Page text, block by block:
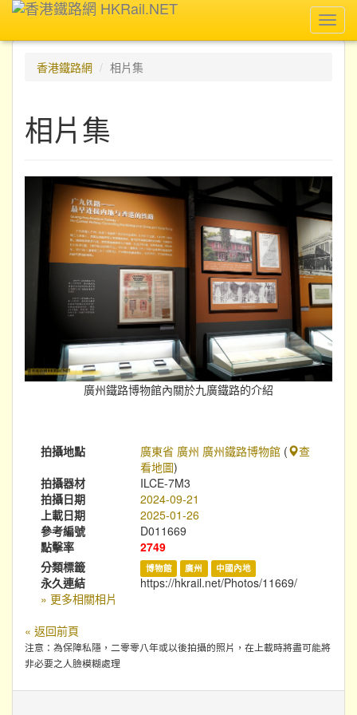
香港鐵路網
相片集
相片集
廣州鐵路博物館內關於九廣鐵路的介紹
拍攝地點 廣東省 廣州 廣州鐵路博物館 (
查
看地圖)
拍攝器材
ILCE-7M3
拍攝日期
2024-09-21
上載日期
2025-01-26
參考編號
D011669
點擊率
2749
分類標籤
博物館 廣州 中國內地
永久連結
https://hkrail.net/Photos/11669/
» 更多相關相片
« 返回前頁
注意：為保障私隱，二零零八年或以後拍攝的照片，在上載時將盡可能將
非必要之人臉模糊處理